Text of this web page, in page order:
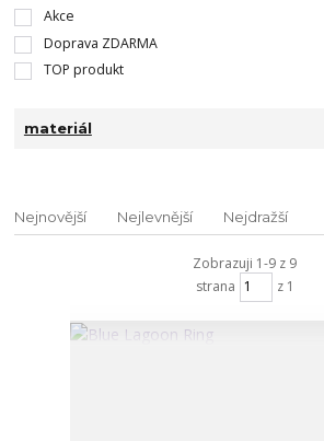
Akce
Doprava ZDARMA
TOP produkt
materiál
Nejnovější Nejlevnější Nejdražší
Zobrazuji 1-9 z 9
strana
z 1